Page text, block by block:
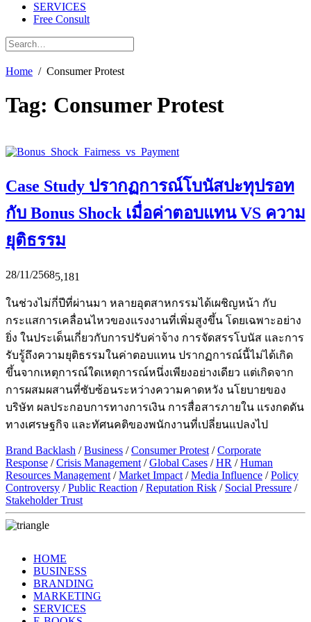
SERVICES
Free Consult
Home Consumer Protest
Tag: Consumer Protest
Case Study ปรากฏการณ์โบนัสปะทุปรอท
กับ Bonus Shock เมื่อค่าตอบแทน VS ความ
ยุติธรรม
28/11/25685,181
ในช่วงไม่กี่ปีที่ผ่านมา หลายอุตสาหกรรมได้เผชิญหน้า กับ
กระแสการเคลื่อนไหวของแรงงานที่เพิ่มสูงขึ้น โดยเฉพาะอย่าง
ยิ่ง ในประเด็นเกี่ยวกับการปรับค่าจ้าง การจัดสรรโบนัส และการ
รับรู้ถึงความยุติธรรมในค่าตอบแทน ปรากฏการณ์นี้ไม่ได้เกิด
ขึ้นจากเหตุการณ์ใดเหตุการณ์หนึ่งเพียงอย่างเดียว แต่เกิดจาก
การผสมผสานที่ซับซ้อนระหว่างความคาดหวัง นโยบายของ
บริษัท ผลประกอบการทางการเงิน การสื่อสารภายใน แรงกดดัน
ทางเศรษฐกิจ และทัศนคติของพนักงานที่เปลี่ยนแปลงไป
Brand Backlash /Business /Consumer Protest /Corporate
Response /Crisis Management /Global Cases /HR /Human
Resources Management /Market Impact /Media Influence /Policy
Controversy /Public Reaction /Reputation Risk / Social Pressure /
Stakeholder Trust
HOME
BUSINESS
BRANDING
MARKETING
SERVICES